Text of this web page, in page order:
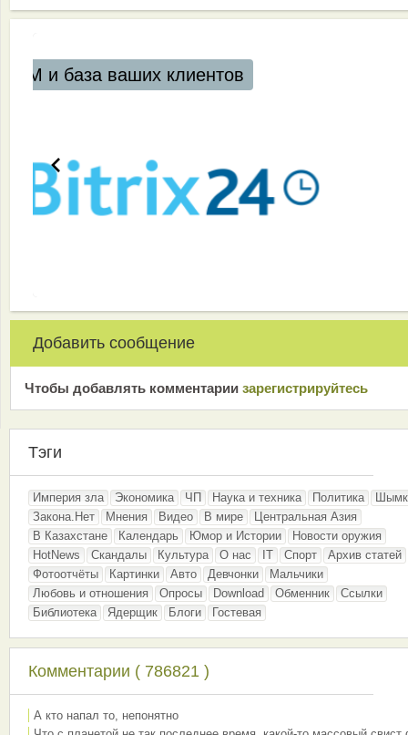
клиентов
Добавить сообщение
Чтобы добавлять комментарии зарeгиcтрирyйтeсь
Тэги
Империя зла Экономика ЧП Наука и техника Политика
Закона.Нет
Мнения Видео В мире
Центральная Азия
В Казахстане
Календарь Юмор и Истории
Новости оружия
HotNews
Скандалы Культура О нас IT Спорт
Архив статей
Фотоотчёты
Картинки Авто Девчонки
Мальчики
Любовь и отношения
Опросы Download Обменник
Ссылки
Библиотека
Ядерщик Блоги Гостевая
Комментарии ( 786821 )
А кто напал то, непонятно